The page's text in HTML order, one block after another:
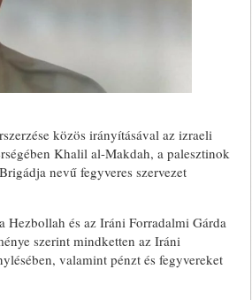
közös irányításával az izraeli
Khalil al-Makdah, a palesztinok
nevű fegyveres szervezet
és az Iráni Forradalmi Gárda
szerint mindketten az Iráni
valamint pénzt és fegyvereket